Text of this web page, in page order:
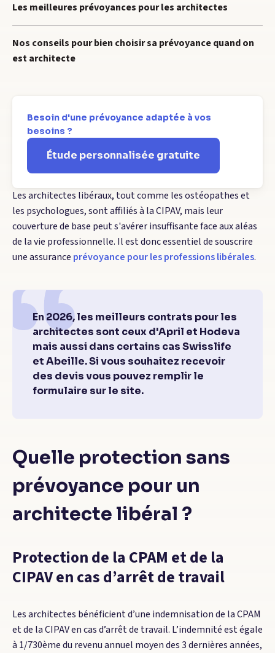
Les meilleures prévoyances pour les architectes
Nos conseils pour bien choisir sa prévoyance quand on
est architecte
Besoin d'une prévoyance adaptée à vos
besoins ?
Étude personnalisée gratuite
Les architectes libéraux, tout comme les ostéopathes et
les psychologues, sont affiliés à la CIPAV, mais leur
couverture de base peut s'avérer insuffisante face aux aléas
de la vie professionnelle. Il est donc essentiel de souscrire
une assurance prévoyance pour les professions libérales.
En 2026, les meilleurs contrats pour les
architectes sont ceux d'April et Hodeva
mais aussi dans certains cas Swisslife
et Abeille. Si vous souhaitez recevoir
des devis vous pouvez remplir le
formulaire sur le site.
Quelle protection sans
prévoyance pour un
architecte libéral ?
Protection de la CPAM et de la
CIPAV en cas d’arrêt de travail
Les architectes bénéficient d’une indemnisation de la CPAM
et de la CIPAV en cas d’arrêt de travail. L’indemnité est égale
à 1/730ème du revenu annuel moyen des 3 dernières années,